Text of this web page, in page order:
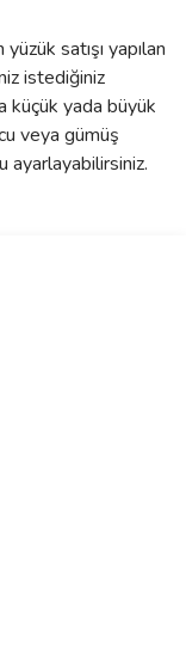
satışı yapılan
istediğiniz
küçük yada büyük
veya gümüş
ayarlayabilirsiniz.